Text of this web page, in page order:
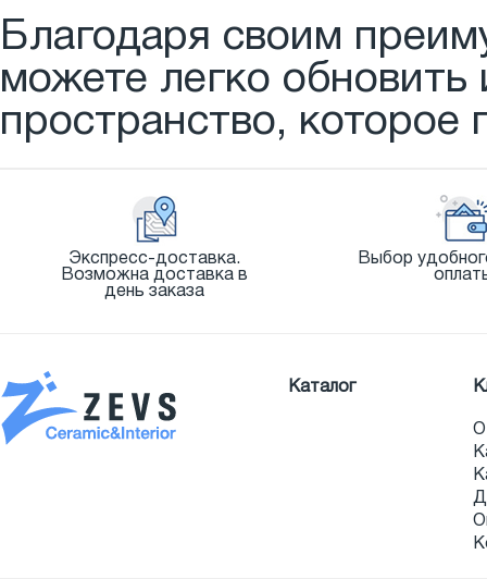
Благодаря своим
можете легко обновить
пространство,
Экспресс-доставка.
Возможна доставка в
день заказа
Выбор
Каталог
О